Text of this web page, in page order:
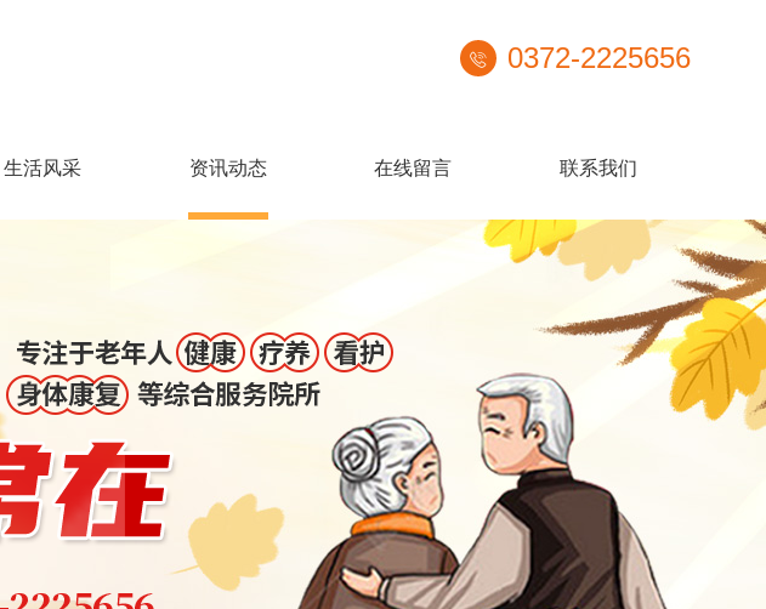
0372-2225656
生活风采 资讯动态 在线留言 联系我们